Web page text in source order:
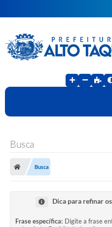
Busca
Busca
Dica para refinar
Frase específica: Digite a frase